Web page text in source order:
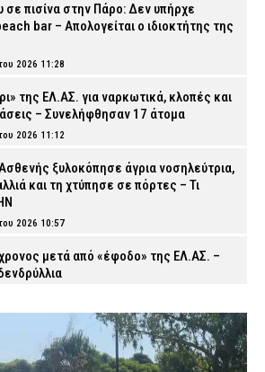
σε πισίνα στην Πάρο: Δεν υπήρχε
bar – Απολογείται ο ιδιοκτήτης της
2026 11:28
της ΕΛ.ΑΣ. για ναρκωτικά, κλοπές και
– Συνελήφθησαν 17 άτομα
2026 11:12
ξυλοκόπησε άγρια νοσηλεύτρια,
και τη χτύπησε σε πόρτες – Τι
2026 10:57
μετά από «έφοδο» της ΕΛ.ΑΣ. –
Τραυματίστηκε σοβαρά 42χρονη μετά από
διασωληνωμένη
2026 10:28